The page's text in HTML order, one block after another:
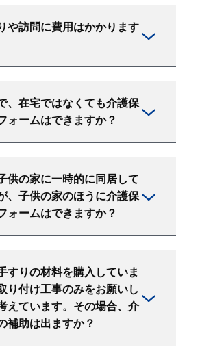
や訪問に費用はかかります
、在宅ではなくても介護保
ォームはできますか？
供の家に一時的に同居して
、子供の家のほうに介護保
ォームはできますか？
すりの材料を購入していま
り付け工事のみをお願いし
えています。その場合、介
補助は出ますか？